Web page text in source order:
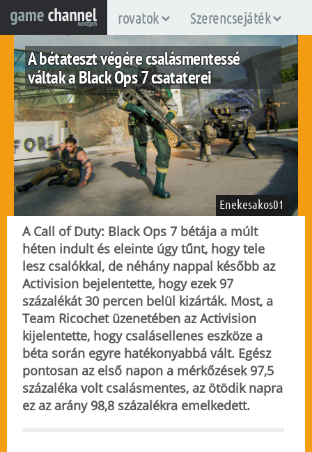
rovatok Szerencsejáték
A bétateszt végére csalásmentessé
váltak a Black Ops 7 csataterei
pc ps4 ps5 xboxone xboxsx
2025. október 9.
4.209
Enekesakos01
A Call of Duty: Black Ops 7 bétája a múlt
héten indult és eleinte úgy tűnt, hogy tele
lesz csalókkal, de néhány nappal később az
Activision bejelentette, hogy ezek 97
százalékát 30 percen belül kizárták. Most, a
Team Ricochet üzenetében az Activision
kijelentette, hogy csalásellenes eszköze a
béta során egyre hatékonyabbá vált. Egész
pontosan az első napon a mérkőzések 97,5
százaléka volt csalásmentes, az ötödik napra
ez az arány 98,8 százalékraemelkedett.